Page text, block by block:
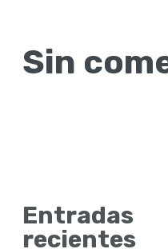
Sin
Entradas
recientes